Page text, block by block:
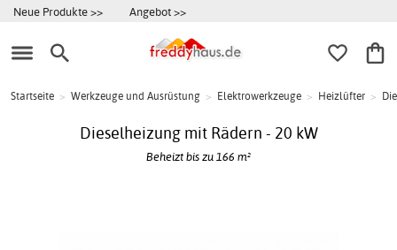
Neue Produkte >> Angebot >>
Startseite > Werkzeuge und Ausrüstung > Elektrowerkzeuge > Heizlüfter >
Dieselheizung mit Rädern - 20 kW
Beheizt bis zu 166 m²